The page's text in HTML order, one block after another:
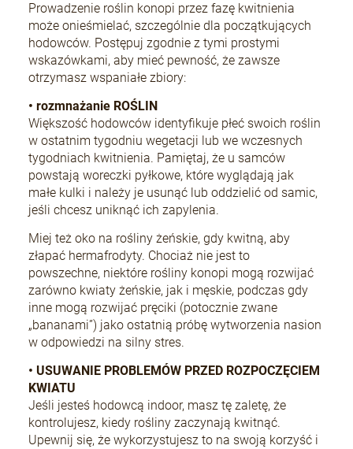
Prowadzenie roślin konopi przez fazę kwitnienia
może onieśmielać, szczególnie dla początkujących
hodowców. Postępuj zgodnie z tymi prostymi
wskazówkami, aby mieć pewność, że zawsze
otrzymasz wspaniałe zbiory:
• rozmnażanie ROŚLIN
Większość hodowców identyfikuje płeć swoich roślin
w ostatnim tygodniu wegetacji lub we wczesnych
tygodniach kwitnienia. Pamiętaj, że u samców
powstają woreczki pyłkowe, które wyglądają jak
małe kulki i należy je usunąć lub oddzielić od samic,
jeśli chcesz uniknąć ich zapylenia.
Miej też oko na rośliny żeńskie, gdy kwitną, aby
złapać hermafrodyty. Chociaż nie jest to
powszechne, niektóre rośliny konopi mogą rozwijać
zarówno kwiaty żeńskie, jak i męskie, podczas gdy
inne mogą rozwijać pręciki (potocznie zwane
„bananami”) jako ostatnią próbę wytworzenia nasion
w odpowiedzi na silny stres.
• USUWANIE PROBLEMÓW PRZED ROZPOCZĘCIEM
KWIATU
Jeśli jesteś hodowcą indoor, masz tę zaletę, że
kontrolujesz, kiedy rośliny zaczynają kwitnąć.
Upewnij się, że wykorzystujesz to na swoją korzyść i